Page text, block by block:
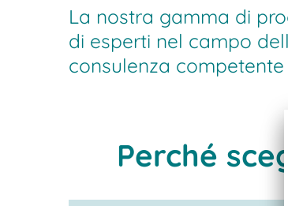
La nostra gamma di
di esperti nel campo
consulenza
Perché